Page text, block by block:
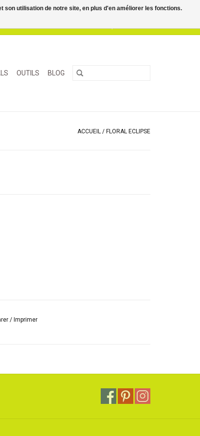
OUTILS BLOG
ACCUEIL / FLORAL ECLIPSE
/ Imprimer
utilisation de notre site, en plus d'en améliorer les fonctions.